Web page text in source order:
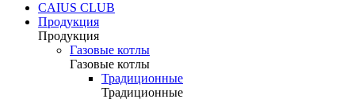
CAIUS CLUB
Продукция
Продукция
Газовые котлы
Газовые котлы
Традиционные
Традиционные